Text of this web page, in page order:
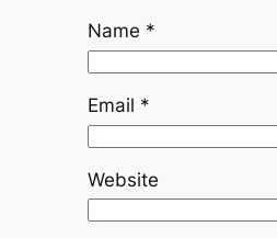
Name *
Email *
Website